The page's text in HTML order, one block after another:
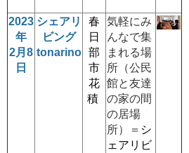
2023
年
2月8
日
シェアリ
ビング
tonarino
春
日
部
市
花
積
気軽にみ
んなで集
まれる場
所（公民
館と友達
の家の間
の居場
所）＝ シ
ェアリビ